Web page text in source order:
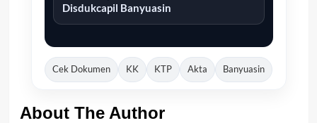
Disdukcapil Banyuasin
Cek Dokumen KK KTP Akta Banyuasin
About The Author